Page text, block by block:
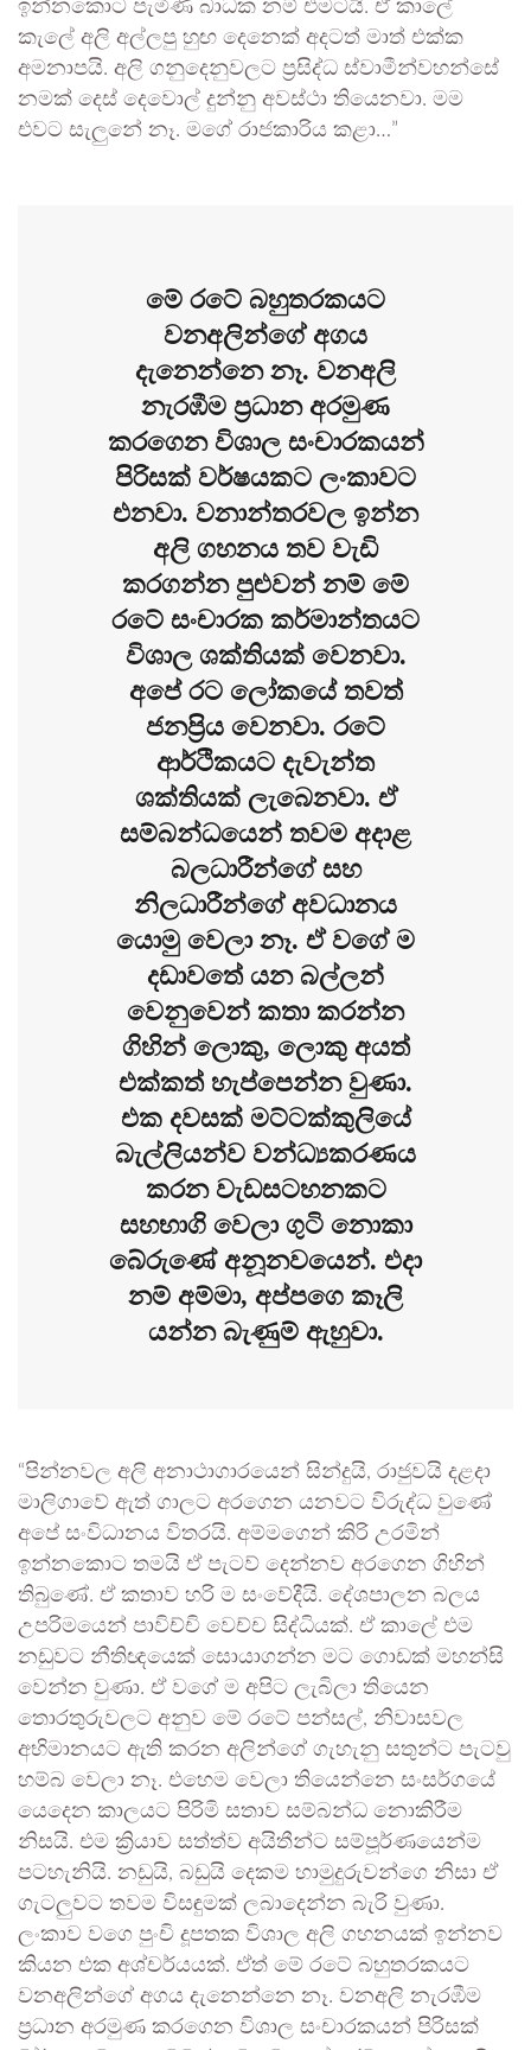
ඉන්නකොට පැමිණි බාධක නම් එමටයි. ඒ කාලේ
කැලේ අලි අල්ලපු හුඟ දෙනෙක් අදටත් මාත් එක්ක
අමනාපයි. අලි ගනුදෙනුවලට ප්‍රසිද්ධ ස්වාමීන්වහන්සේ
නමක් දෙස් දෙවොල් දුන්නු අවස්ථා තියෙනවා. මම
එවට සැලුනේ නෑ. මගේ රාජකාරිය කළා…”
මේ රටේ බහුතරකයට
වනඅලින්ගේ අගය
දැනෙන්නෙ නෑ. වනඅලි
නැරඹීම ප්‍රධාන අරමුණ
කරගෙන විශාල සංචාරකයන්
පිරිසක් වර්ෂයකට ලංකාවට
එනවා. වනාන්තරවල ඉන්න
අලි ගහනය තව වැඩි
කරගන්න පුළුවන් නම් මේ
රටේ සංචාරක කර්මාන්තයට
විශාල ශක්තියක් වෙනවා.
අපේ රට ලෝකයේ තවත්
ජනප්‍රිය වෙනවා. රටේ
ආර්ථිකයට දැවැන්ත
ශක්තියක් ලැබෙනවා. ඒ
සම්බන්ධයෙන් තවම අදාළ
බලධාරීන්ගේ සහ
නිලධාරීන්ගේ අවධානය
යොමු වෙලා නෑ. ඒ වගේ ම
දඩාවතේ යන බල්ලන්
වෙනුවෙන් කතා කරන්න
ගිහින් ලොකු, ලොකු අයත්
එක්කත් හැප්පෙන්න වුණා.
එක දවසක් මට්ටක්කුලියේ
බැල්ලියන්ව වන්ධ්‍යකරණය
කරන වැඩසටහනකට
සහභාගි වෙලා ගුටි නොකා
බේරුණේ අනූනවයෙන්. එදා
නම් අම්මා, අප්පගෙ කෑලි
යන්න බැණුම් ඇහුවා.
“පින්නවල අලි අනාථාගාරයෙන් සින්දුයි, රාජුවයි දළදා
මාලිගාවේ ඇත් ගාලට අරගෙන යනවට විරුද්ධ වුණේ
අපේ සංවිධානය විතරයි. අම්මගෙන් කිරි උරමින්
ඉන්නකොට තමයි ඒ පැටව් දෙන්නව අරගෙන ගිහින්
තිබුණේ. ඒ කතාව හරි ම සංවේදීයි. දේශපාලන බලය
උපරිමයෙන් පාවිච්චි වෙච්ච සිද්ධියක්. ඒ කාලේ එම
නඩුවට නීතිඥයෙක් සොයාගන්න මට ගොඩක් මහන්සි
වෙන්න වුණා. ඒ වගේ ම අපිට ලැබිලා තියෙන
තොරතුරුවලට අනුව මේ රටේ පන්සල්, නිවාසවල
අභිමානයට ඇති කරන අලින්ගේ ගැහැනු සතුන්ට පැටවු
හම්බ වෙලා නෑ. එහෙම වෙලා තියෙන්නෙ සංසර්ගයේ
යෙදෙන කාලයට පිරිමි සතාව සම්බන්ධ නොකිරීම
නිසයි. එම ක්‍රියාව සත්ත්ව අයිතීන්ට සම්පූර්ණයෙන්ම
පටහැනියි. නඩුයි, බඩුයි දෙකම හාමුදුරුවන්ගෙ නිසා ඒ
ගැටලුවට තවම විසඳුමක් ලබාදෙන්න බැරි වුණා.
ලංකාව වගෙ පුංචි දූපතක විශාල අලි ගහනයක් ඉන්නව
කියන එක අශ්චර්යයක්. ඒත් මේ රටේ බහුතරකයට
වනඅලින්ගේ අගය දැනෙන්නෙ නෑ. වනඅලි නැරඹීම
ප්‍රධාන අරමුණ කරගෙන විශාල සංචාරකයන් පිරිසක්